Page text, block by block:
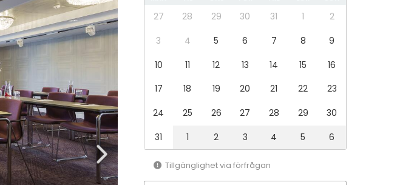
27 28 29 30 31 1
2
3
4 5 6 7 8
9
10
11 12 13 14 15
16
17
18 19 20 21 22
23
24
25 26 27 28 29
30
31
1 2 3 4 5 6
Tillgänglighet via förfrågan